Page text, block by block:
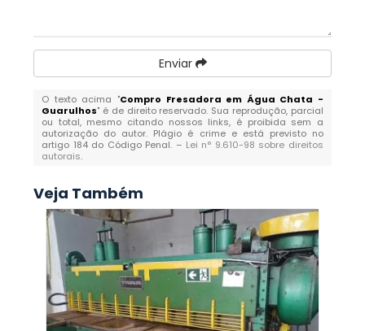
Enviar
O texto acima "Compro Fresadora em Água Chata -
Guarulhos" é de direito reservado. Sua reprodução, parcial
ou total, mesmo citando nossos links, é proibida sem a
autorização do autor. Plágio é crime e está previsto no
artigo 184 do Código Penal. – Lei n° 9.610-98 sobre direitos
autorais.
Veja Também